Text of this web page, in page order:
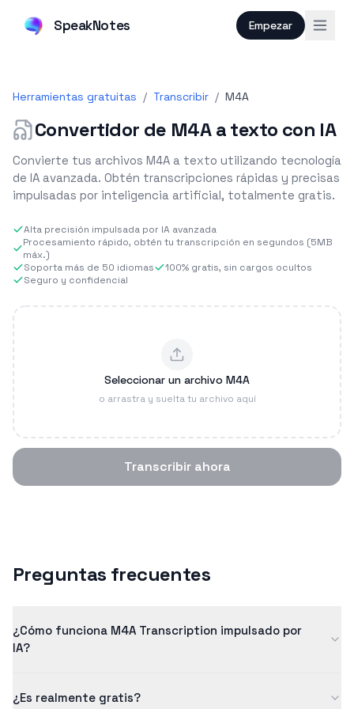
SpeakNotes Empezar
Herramientas gratuitas / Transcribir / M4A
Convertidor de M4A a texto con IA
Convierte tus archivos M4A a texto utilizando tecnología
de IA avanzada. Obtén transcripciones rápidas y precisas
impulsadas por inteligencia artificial, totalmente gratis.
Alta precisión impulsada por IA avanzada
Procesamiento rápido, obtén tu transcripción en segundos (5MB
máx.)
Soporta más de 50 idiomas
100% gratis, sin cargos ocultos
Seguro y confidencial
Seleccionar un archivo M4A
o arrastra y suelta tu archivo aquí
Transcribir ahora
Preguntas frecuentes
¿Cómo funciona M4A Transcription impulsado por
IA?
avanzada para convertir voz en texto con alta precisión. El
¿Es realmente gratis?